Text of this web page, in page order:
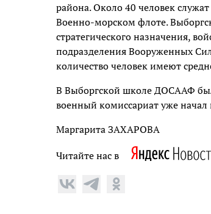
района. Около 40 человек
Военно-морском флоте.
стратегического назначения,
подразделения Вооруженных
количество человек имеют
В Выборгской школе ДОСААФ
военный комиссариат уже
Маргарита ЗАХАРОВА
Читайте нас в